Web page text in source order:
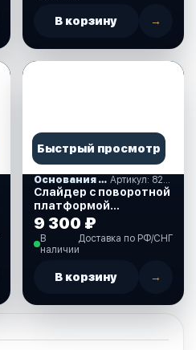
В корзину →
Быстрый просмотр
Основания под сиденья
Слайдер с поворотной
платформой
(8267354)
9 300 ₽
В
наличии
Доставка по РФ/СНГ
В корзину →